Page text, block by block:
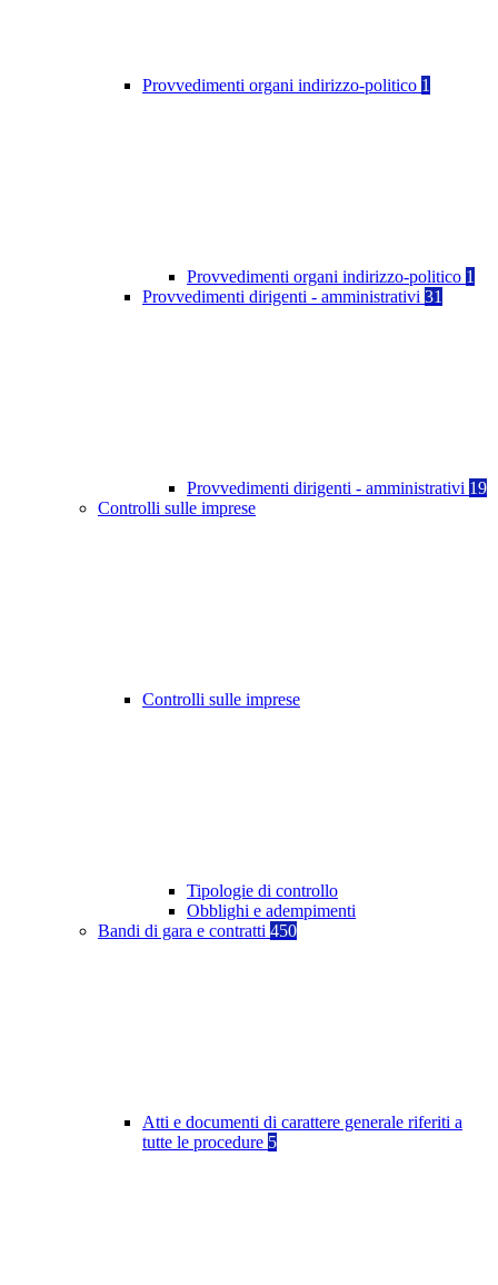
Provvedimenti organi indirizzo-politico 1
Provvedimenti organi indirizzo-politico 1
Provvedimenti dirigenti - amministrativi 31
Provvedimenti dirigenti - amministrativi 19
Controlli sulle imprese
Controlli sulle imprese
Tipologie di controllo
Obblighi e adempimenti
Bandi di gara e contratti 450
Atti e documenti di carattere generale riferiti a
tutte le procedure 5